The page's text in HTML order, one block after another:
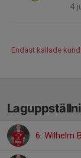
4
Endast kallade
6. Wilhelm